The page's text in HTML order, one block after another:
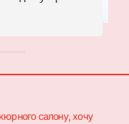
абсолютно
і в
салону, хочу